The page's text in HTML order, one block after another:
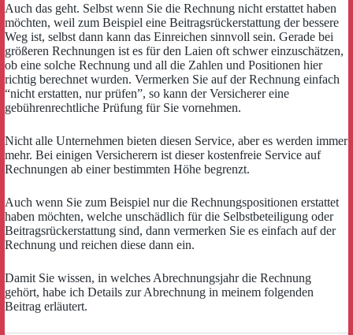
Auch das geht. Selbst wenn Sie die Rechnung nicht erstattet haben
möchten, weil zum Beispiel eine Beitragsrückerstattung der bessere
Weg ist, selbst dann kann das Einreichen sinnvoll sein. Gerade bei
größeren Rechnungen ist es für den Laien oft schwer einzuschätzen,
ob eine solche Rechnung und all die Zahlen und Positionen hier
richtig berechnet wurden. Vermerken Sie auf der Rechnung einfach
“nicht erstatten, nur prüfen”, so kann der Versicherer eine
gebührenrechtliche Prüfung für Sie vornehmen.
Nicht alle Unternehmen bieten diesen Service, aber es werden immer
mehr. Bei einigen Versicherern ist dieser kostenfreie Service auf
Rechnungen ab einer bestimmten Höhe begrenzt.
Auch wenn Sie zum Beispiel nur die Rechnungspositionen erstattet
haben möchten, welche unschädlich für die Selbstbeteiligung oder
Beitragsrückerstattung sind, dann vermerken Sie es einfach auf der
Rechnung und reichen diese dann ein.
Damit Sie wissen, in welches Abrechnungsjahr die Rechnung
gehört, habe ich Details zur Abrechnung in meinem folgenden
Beitrag erläutert.